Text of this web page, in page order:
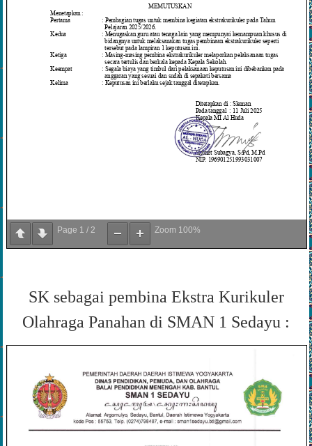
Page 1 / 2 Zoom 100%
SK sebagai pembina Ekstra Kurikuler
Olahraga Panahan di SMAN 1 Sedayu :